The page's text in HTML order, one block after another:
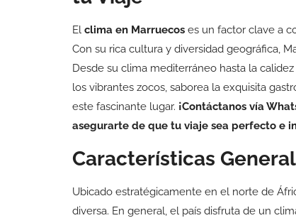
El clima en Marruecos es un factor clave a
Con su rica cultura y diversidad geográfica,
Desde su clima mediterráneo hasta la
los vibrantes zocos, saborea la exquisita
este fascinante lugar. ¡Contáctanos vía
asegurarte de que tu viaje sea perfecto e
Características
Ubicado estratégicamente en el norte de
diversa. En general, el país disfruta de un